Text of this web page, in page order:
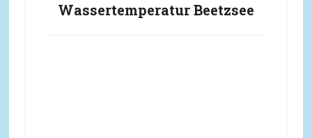
Wassertemperatur Beetzsee